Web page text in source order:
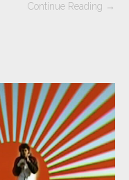
Continue Reading →